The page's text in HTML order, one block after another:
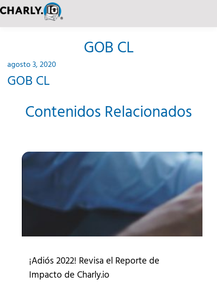
GOB CL
agosto 3, 2020
GOB CL
Contenidos Relacionados
¡Adiós 2022! Revisa el Reporte de
Impacto de Charly.io